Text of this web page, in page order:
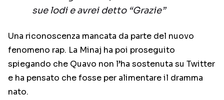
sue lodi e avrei detto “Grazie”
Una riconoscenza mancata da parte del nuovo
fenomeno rap. La Minaj ha poi proseguito
spiegando che Quavo non l’ha sostenuta su Twitter
e ha pensato che fosse per alimentare il dramma
nato.